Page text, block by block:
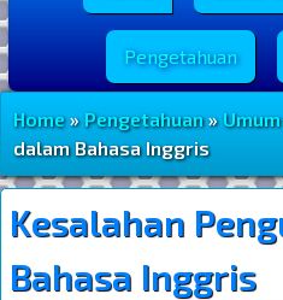
Pengetahuan
Home»Pengetahuan»Umum
dalam Bahasa Inggris
Kesalahan
Bahasa Inggris